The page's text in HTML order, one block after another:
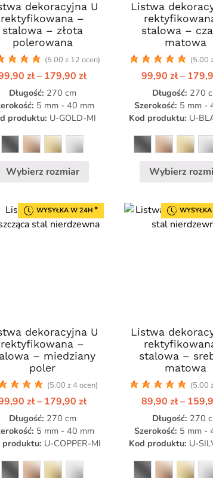
dekoracyjna U
rektyfikowana –
stalowa – złota
polerowana
(5.00 z 12 ocen)
zł– 179,90 złZakres
99,90 zł
do
179,90 zł
Długość: 270 cm
5 mm - 40 mm
produktu: U-GOLD-MI
Wybierz rozmiar
Ten
produkt
ma
wiele
wariantów.
Opcje
można
wybrać
na
stronie
produktu
Listwa
stalowa –
matowa
(5.00
99,90 zł–
Długość: 270
Szerokość: 5 mm -
Kod produktu: U-
Wybierz
Ten
ma
wiele
Opcje
można
na
WYSYŁKA W 24H *
dekoracyjna U
rektyfikowana –
– miedziany
poler
(5.00 z 4 ocen)
zł– 179,90 złZakres
99,90 zł
do
179,90 zł
Długość: 270 cm
5 mm - 40 mm
produktu: U-COPPER-MI
Ten
produkt
ma
wiele
wariantów.
Opcje
można
wybrać
na
stronie
Listwa
stalowa –
matowa
(5.00
89,90 zł–
Długość: 270
Szerokość: 5 mm -
Kod produktu: U-
Ten
ma
wiele
Opcje
można
na